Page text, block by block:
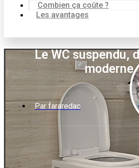
Combien ça coûte ?
Les avantages
Le WC suspendu,
moderne
Par fararedac